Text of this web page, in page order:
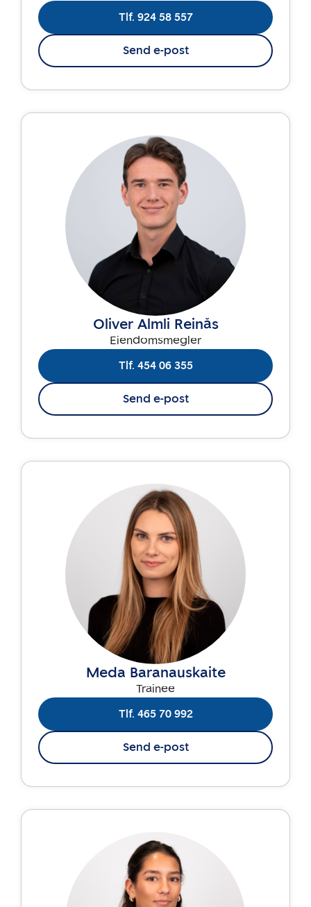
Tlf. 924 58 557
Send e-post
Oliver Almli Reinås
Eiendomsmegler
Tlf. 454 06 355
Send e-post
Meda Baranauskaite
Trainee
Tlf. 465 70 992
Send e-post